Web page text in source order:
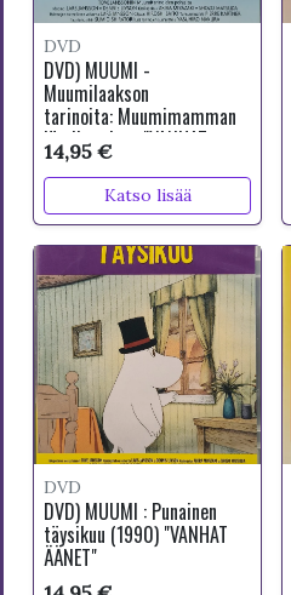
DVD
DVD) MUUMI -
Muumilaakson
tarinoita: Muumimamman
jättikurpitsa "VANHAT
ÄÄNET"
14,95 €
Katso lisää
DVD
DVD) MUUMI : Punainen
täysikuu (1990) "VANHAT
ÄÄNET"